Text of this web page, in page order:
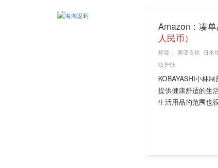
Amazon：凑
人民币）
标签： 美亚专区 日本
妆护肤
KOBAYASHI小林
提供健康舒适的生
生活用品的范围也